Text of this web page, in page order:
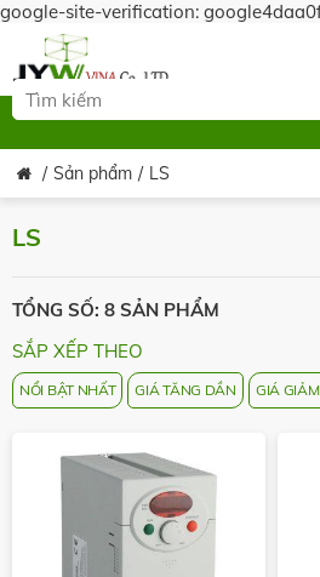
google-site-verification:
Sản phẩm LS
LS
TỔNG SỐ: 8 SẢN PHẨM
SẮP XẾP THEO
NỔI BẬT NHẤT GIÁ TĂNG DẦN GIÁ